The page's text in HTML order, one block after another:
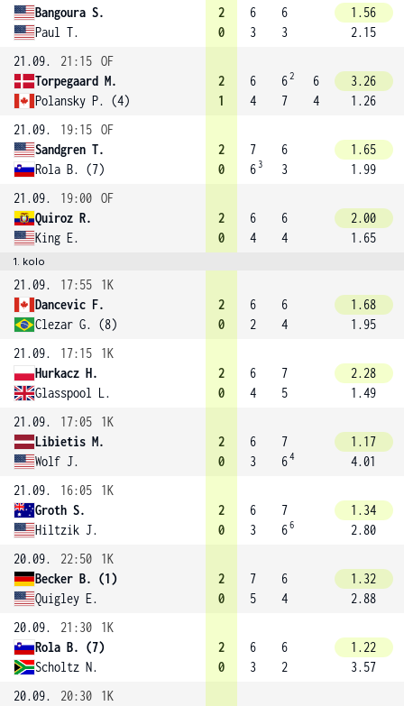
Bangoura S.
Paul T.
2
0
6
3
6
3
1.56
2.15
21.09.
21:15 OF
Torpegaard M.
Polansky P. (4)
2
1
6
4
62
7
6
4
3.26
1.26
21.09.
19:15 OF
Sandgren T.
Rola B. (7)
2
0
7
6 3
6
3
1.65
1.99
21.09.
19:00 OF
Quiroz R.
King E.
2
0
6
4
6
4
2.00
1.65
1. kolo
21.09. 17:55
1K
Dancevic F.
Clezar G. (8)
2
0
6
2
6
4
1.68
1.95
21.09.
17:15
1K
Hurkacz H.
Glasspool L.
2
0
6
4
7
5
2.28
1.49
21.09.
17:05
1K
Libietis M.
Wolf J.
2
0
6
3
7
64
1.17
4.01
21.09.
16:05
1K
Groth S.
Hiltzik J.
2
0
6
3
7
66
1.34
2.80
20.09.
22:50
1K
Becker B. (1)
Quigley E.
2
0
7
5
6
4
1.32
2.88
20.09.
21:30
1K
Rola B. (7)
Scholtz N.
2
0
6
3
6
2
1.22
3.57
20.09.
20:30
1K